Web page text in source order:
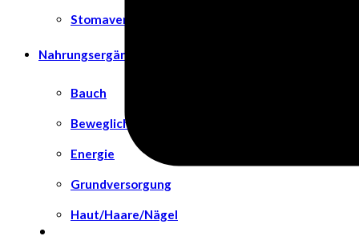
Stomaversorgung
Nahrungsergänzungsmittel
Bauch
Beweglichkeit
Energie
Grundversorgung
Haut/Haare/Nägel